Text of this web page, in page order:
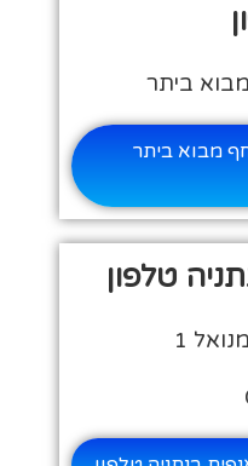
ביתר
מבוא ביתר
טלפון
1